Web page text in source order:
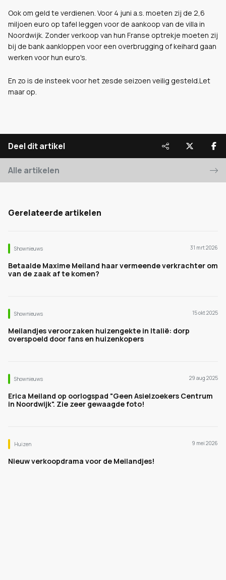
Ook om geld te verdienen. Voor 4 juni a.s. moeten zij de 2,6
miljoen euro op tafel leggen voor de aankoop van de villa in
Noordwijk. Zonder verkoop van hun Franse optrekje moeten zij
bij de bank aankloppen voor een overbrugging of keihard gaan
werken voor hun euro's.
En zo is de insteek voor het zesde seizoen veilig gesteld.Let
maar op.
Deel dit artikel
Alle artikelen
Gerelateerde artikelen
Shownieuws 31 mrt 2026
Betaalde Maxime Meiland haar vermeende verkrachter om
van de zaak af te komen?
Shownieuws 15 okt 2025
Meilandjes veroorzaken huizengekte in Italië: dorp
overspoeld door fans en huizenkopers
Shownieuws 29 aug 2025
Erica Meiland op oorlogspad "Geen Asielzoekers Centrum
in Noordwijk". Zie zeer gewaagde foto!
Huizen 9 mei 2026
Nieuw verkoopdrama voor de Meilandjes!